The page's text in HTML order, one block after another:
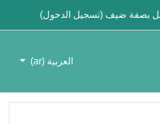
بصفة ضيف (تسجيل الدخول)
العربية ‎(ar)‎